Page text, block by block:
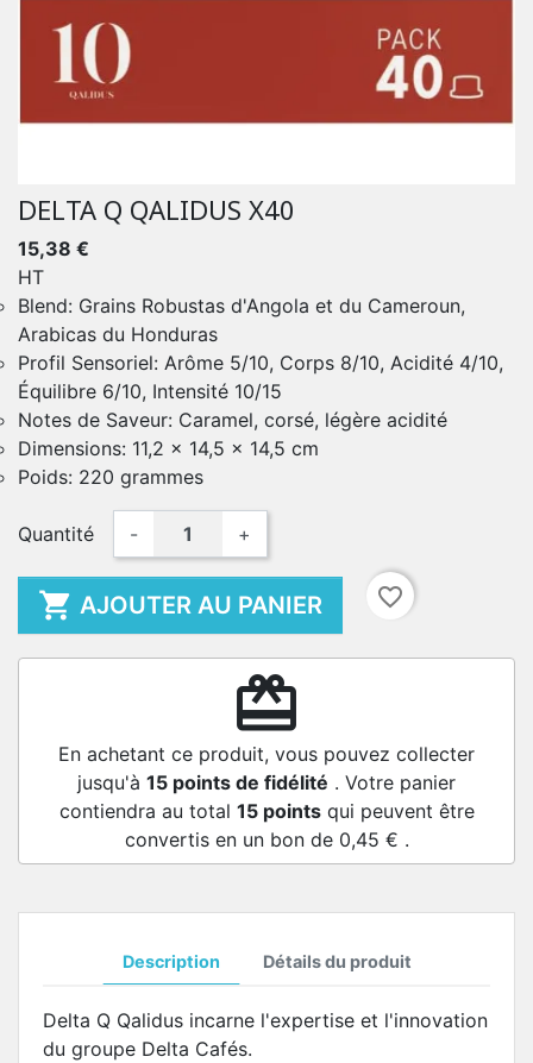
DELTA Q QALIDUS X40
15,38 €
HT
Blend: Grains Robustas d'Angola et du Cameroun,
Arabicas du Honduras
Profil Sensoriel: Arôme 5/10, Corps 8/10, Acidité 4/10,
Équilibre 6/10, Intensité 10/15
Notes de Saveur: Caramel, corsé, légère acidité
Dimensions: 11,2 x 14,5 x 14,5 cm
Poids: 220 grammes
Quantité - +
 AJOUTER AU PANIER favorite_border
redeem
En achetant ce produit, vous pouvez collecter
jusqu'à 15 points de fidélité . Votre panier
contiendra au total 15pointsqui peuvent être
convertis en un bon de 0,45 € .
Description Détails du produit
Delta Q Qalidus incarne l'expertise et l'innovation
du groupe Delta Cafés.